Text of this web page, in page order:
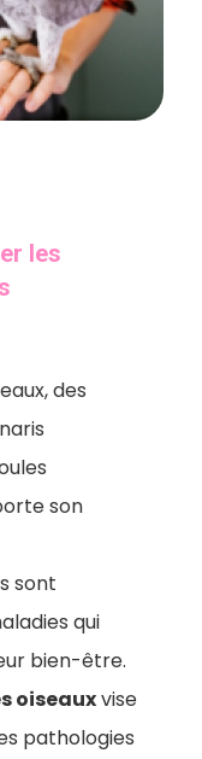
les
des
son
sont
qui
bien-être.
oiseauxvise
pathologies